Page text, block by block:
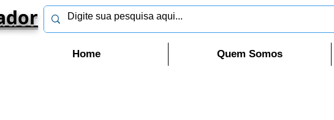
Home Quem Somos